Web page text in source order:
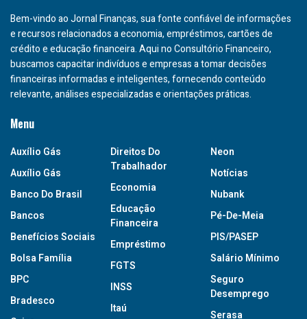
Bem-vindo ao Jornal Finanças, sua fonte confiável de informações
e recursos relacionados a economia, empréstimos, cartões de
crédito e educação financeira. Aqui no Consultório Financeiro,
buscamos capacitar indivíduos e empresas a tomar decisões
financeiras informadas e inteligentes, fornecendo conteúdo
relevante, análises especializadas e orientações práticas.
Menu
Auxílio Gás
Auxílio Gás
Banco Do Brasil
Bancos
Benefícios Sociais
Bolsa Família
BPC
Bradesco
Direitos Do
Trabalhador
Economia
Educação
Financeira
Empréstimo
FGTS
INSS
Itaú
Neon
Notícias
Nubank
Pé-De-Meia
PIS/PASEP
Salário Mínimo
Seguro
Desemprego
Serasa